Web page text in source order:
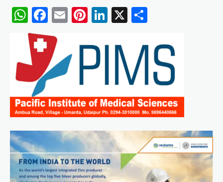
WhatsApp
Facebook
EmailPinterest
LinkedIn
X